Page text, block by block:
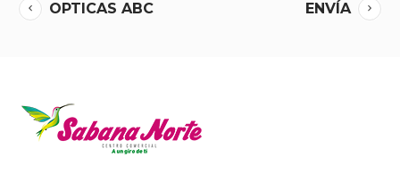
OPTICAS ABC ENVÍA